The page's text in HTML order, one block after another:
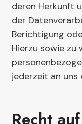
deren Herkunft
der
Berichtigung
Hierzu sowie zu
jederzeit an uns
Recht